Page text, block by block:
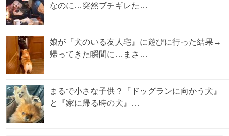
なのに…突然ブチギレた…
娘が『犬のいる友人宅』に遊びに行った結果→
帰ってきた瞬間に…まさ…
まるで小さな子供？『ドッグランに向かう犬』
と『家に帰る時の犬』…